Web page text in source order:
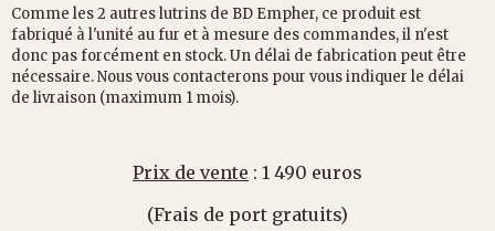
Comme les 2 autres lutrins de BD Empher, ce produit est
fabriqué à l'unité au fur et à mesure des commandes, il n'est
donc pas forcément en stock. Un délai de fabrication peut être
nécessaire. Nous vous contacterons pour vous indiquer le délai
de livraison (maximum 1 mois).
Prix de vente : 1 490 euros
(Frais de port gratuits)